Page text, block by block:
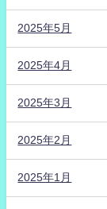
2025年5月
2025年4月
2025年3月
2025年2月
2025年1月